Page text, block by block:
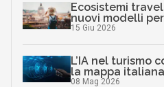
Ecosistemi
nuovi modelli
15 Giu 2026
L’IA nel turismo
la mappa
08 Mag 2026